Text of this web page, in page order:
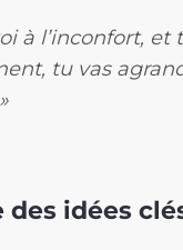
à l’inconfort, et
tu vas
des idées